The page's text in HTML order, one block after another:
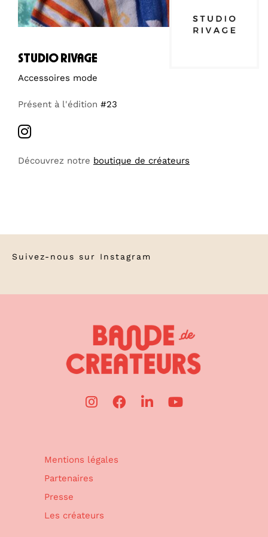
studio rivage
Accessoires mode
Présent à l'édition #23
Découvrez notre boutique de créateurs
Suivez-nous sur Instagram
Mentions légales
Partenaires
Presse
Les créateurs